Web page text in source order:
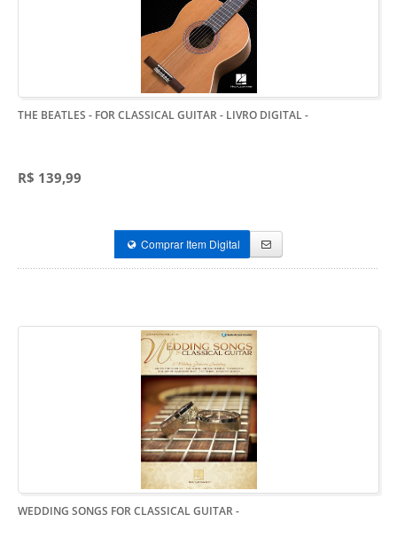
THE BEATLES - FOR CLASSICAL GUITAR - LIVRO DIGITAL-
R$ 139,99
Comprar Item Digital
WEDDING SONGS FOR CLASSICAL GUITAR-